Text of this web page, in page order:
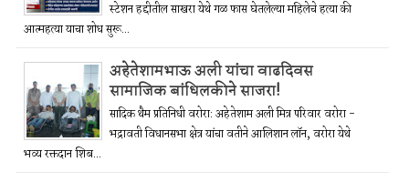
स्टेशन हद्दीतील साखरा येथे गळ फास घेतलेल्या महिलेचे हत्या की
आत्महत्या याचा शोध सुरू...
अहेतेशामभाऊ अली यांचा वाढदिवस
सामाजिक बांधिलकीने साजरा!
सादिक थैम प्रतिनिधी वरोरा: अहेतेशाम अली मित्र परिवार वरोरा -
भद्रावती विधानसभा क्षेत्र यांचा वतीने आलिशान लॉन, वरोरा येथे
भव्य रक्तदान शिब...